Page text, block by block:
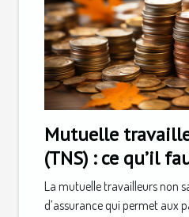
Mutuelle
(TNS) : ce qu’il
La mutuelle travailleurs non
d’assurance qui permet aux